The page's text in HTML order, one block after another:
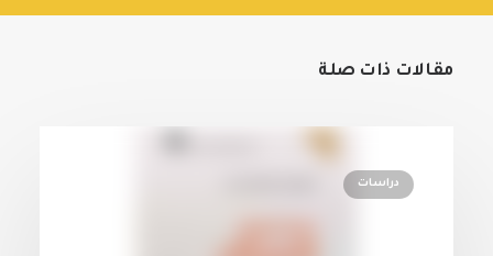
مقالات ذات صلة
دراسات